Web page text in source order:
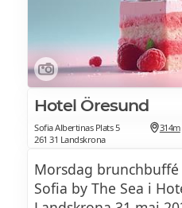
Hotel Öresund
Sofia Albertinas Plats 5
261 31 Landskrona
314m
Morsdag
Sofia by The Sea i